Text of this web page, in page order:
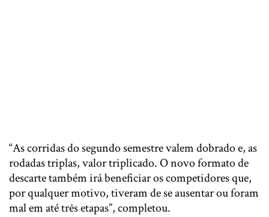
“As corridas do segundo semestre valem dobrado e, as
rodadas triplas, valor triplicado. O novo formato de
descarte também irá beneficiar os competidores que,
por qualquer motivo, tiveram de se ausentar ou foram
mal em até três etapas”, completou.